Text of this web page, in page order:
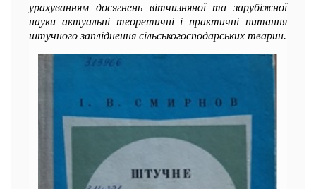
урахуванням досягнень вітчизняної та зарубіжної
науки актуальні теоретичні і практичні питання
штучного запліднення сільськогосподарських тварин.